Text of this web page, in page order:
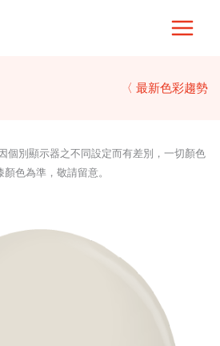
〈 最新色彩趨勢
個別顯示器之不同設定而有差別，一切顏色
顏色為準，敬請留意。